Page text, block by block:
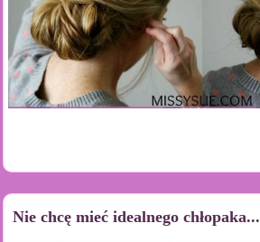
Nie chcę mieć idealnego chłopaka...